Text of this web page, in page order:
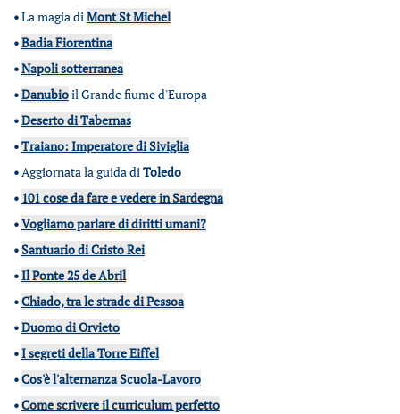
•La magia diMont St Michel
•Badia Fiorentina
•Napoli sotterranea
•Danubioil Grande fiume d'Europa
•Deserto di Tabernas
•Traiano: Imperatore di Siviglia
•Aggiornata la guida diToledo
• 101 cose da fare e vedere in Sardegna
•Vogliamo parlare di diritti umani?
•Santuario di Cristo Rei
•Il Ponte 25 de Abril
•Chiado, tra le strade di Pessoa
•Duomo di Orvieto
•I segreti della Torre Eiffel
•Cos'è l'alternanza Scuola-Lavoro
•Come scrivere il curriculum perfetto